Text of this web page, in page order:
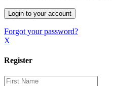
Forgot your password?
X
Register